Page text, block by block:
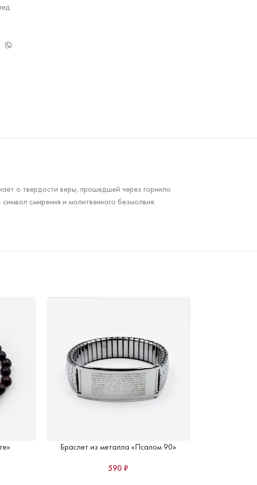
о твердости веры, прошедшей через горнило
смирения и молитвенного безмолвия.
Браслет из металла «Псалом 90»
590 ₽